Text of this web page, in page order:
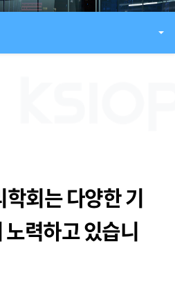
회는 다양한 기
력하고 있습니